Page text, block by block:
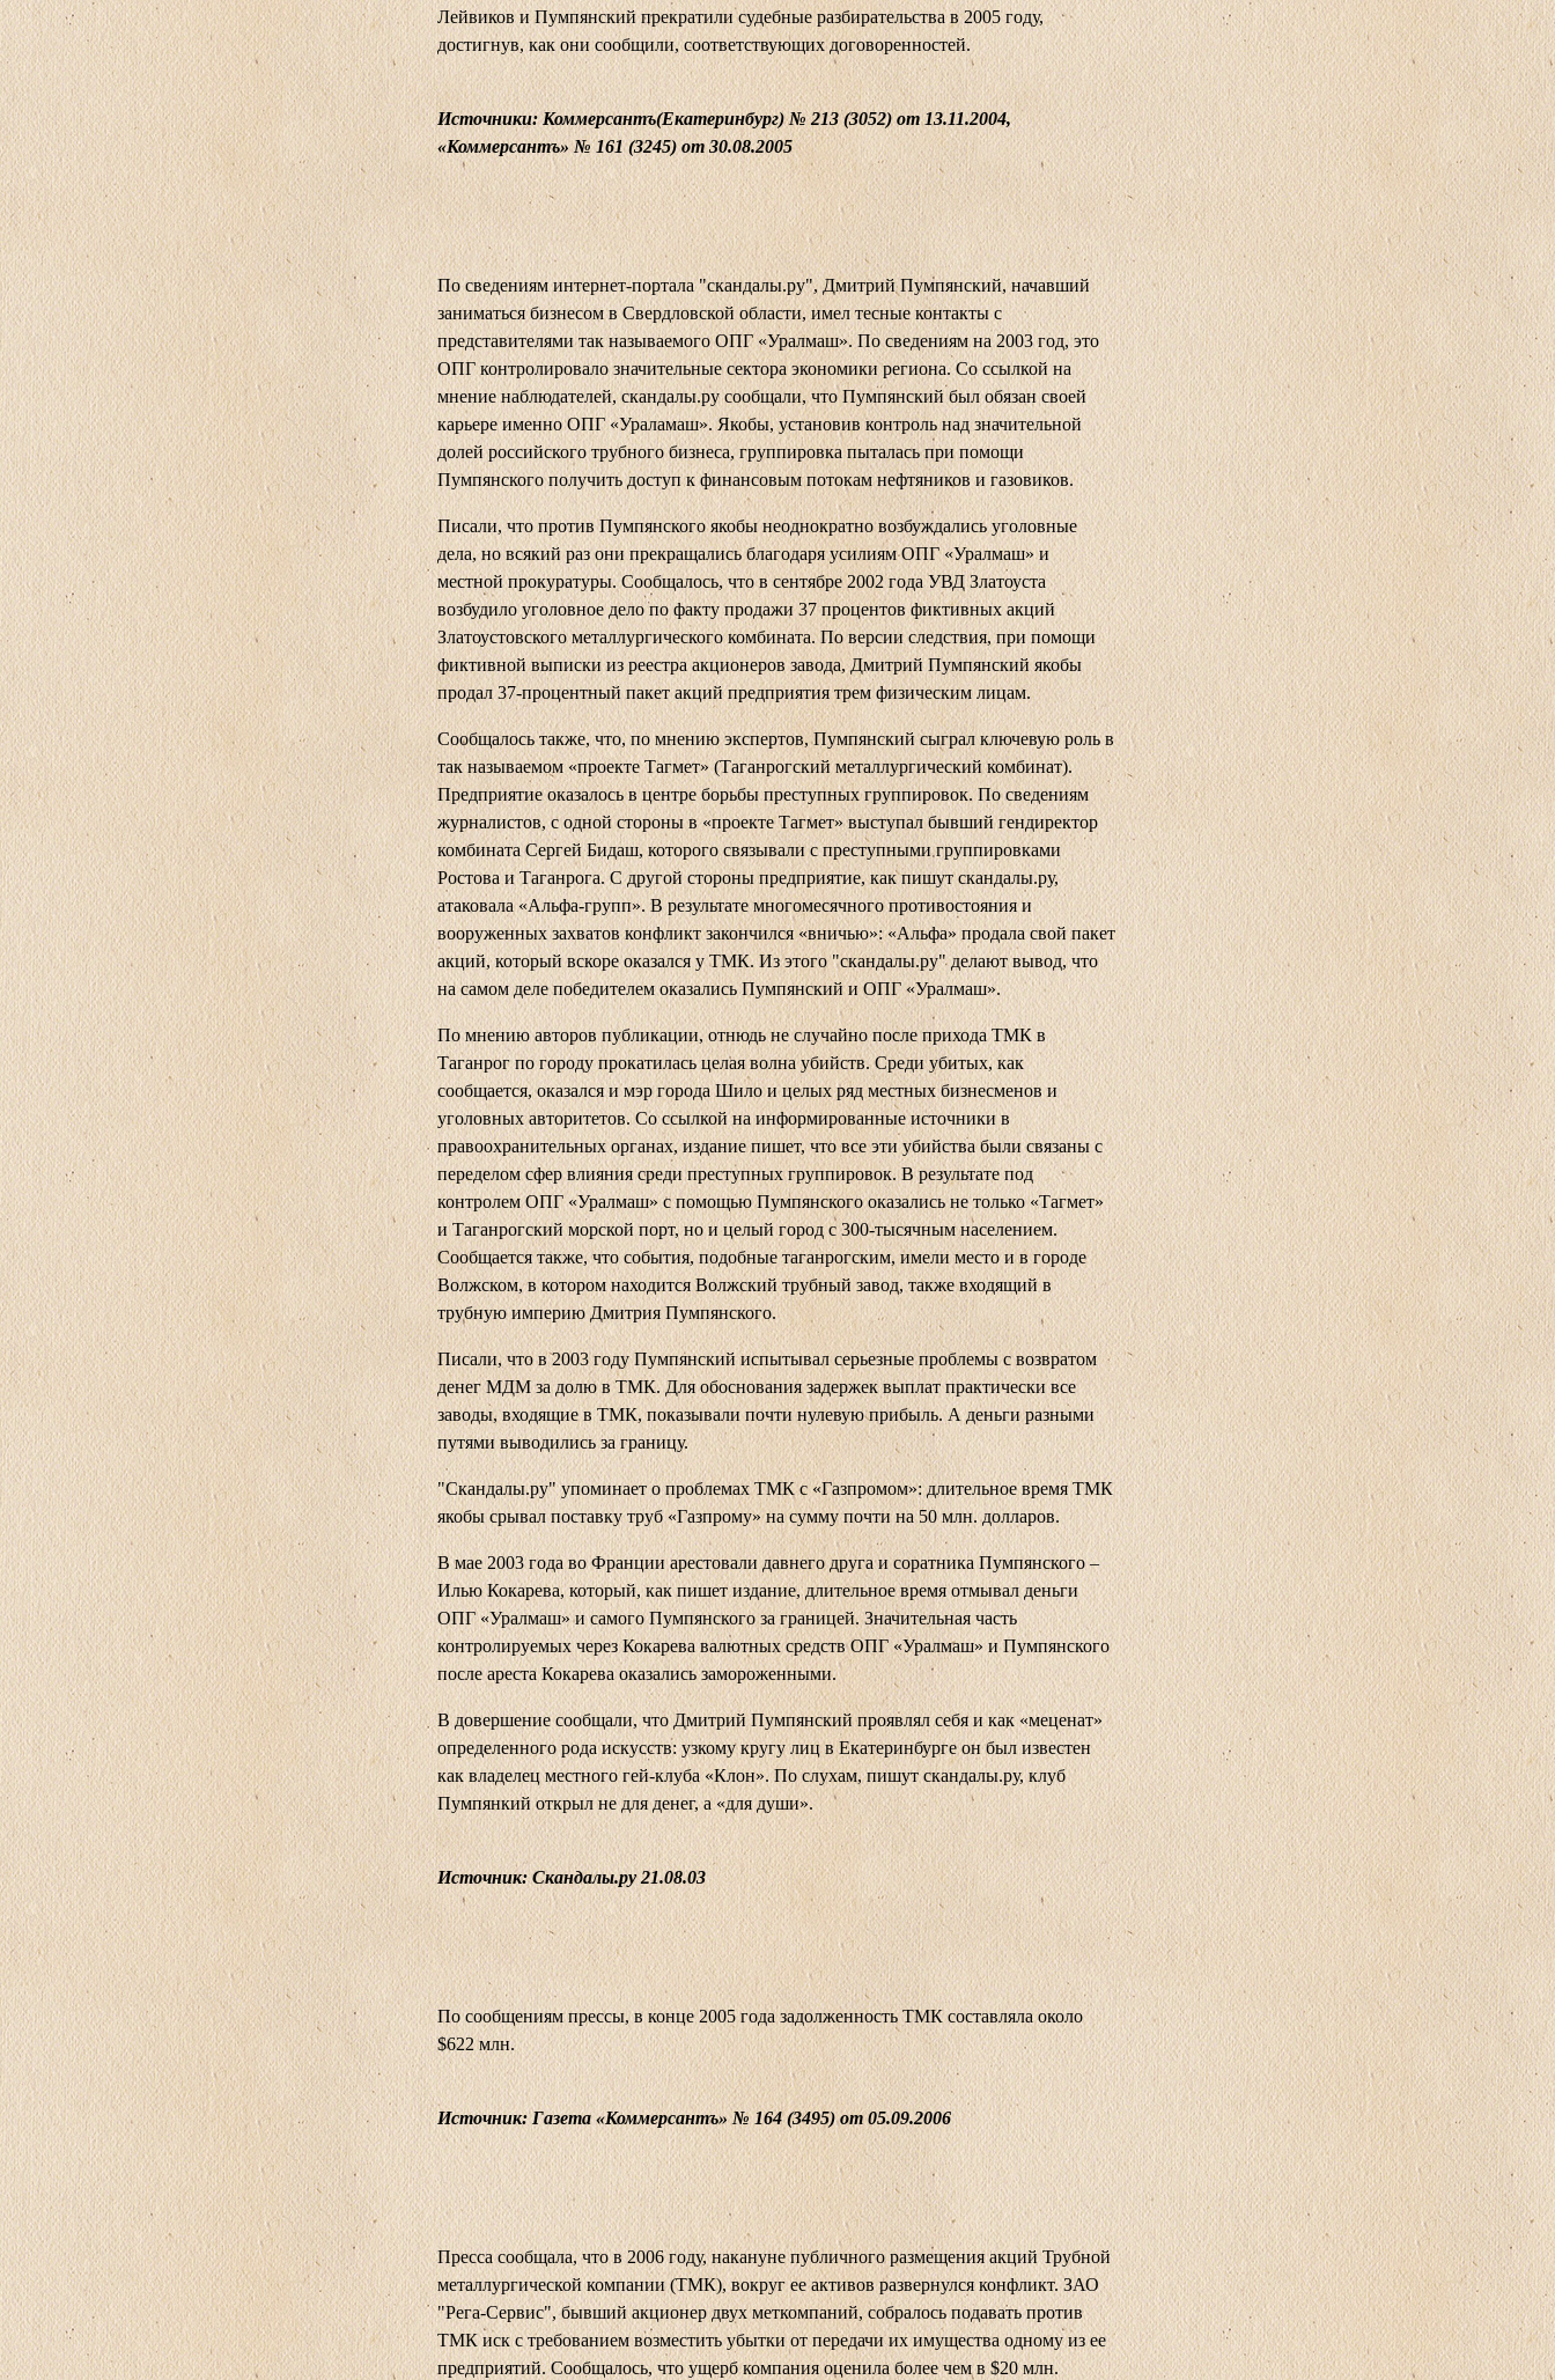
Лейвиков и Пумпянский прекратили судебные разбирательства в 2005 году,
достигнув, как они сообщили, соответствующих договоренностей.
Источники: Коммерсантъ(Екатеринбург) № 213 (3052) от 13.11.2004,
«Коммерсантъ» № 161 (3245) от 30.08.2005
По сведениям интернет-портала "скандалы.ру", Дмитрий Пумпянский, начавший
заниматься бизнесом в Свердловской области, имел тесные контакты с
представителями так называемого ОПГ «Уралмаш». По сведениям на 2003 год, это
ОПГ контролировало значительные сектора экономики региона. Со ссылкой на
мнение наблюдателей, скандалы.ру сообщали, что Пумпянский был обязан своей
карьере именно ОПГ «Ураламаш». Якобы, установив контроль над значительной
долей российского трубного бизнеса, группировка пыталась при помощи
Пумпянского получить доступ к финансовым потокам нефтяников и газовиков.
Писали, что против Пумпянского якобы неоднократно возбуждались уголовные
дела, но всякий раз они прекращались благодаря усилиям ОПГ «Уралмаш» и
местной прокуратуры. Сообщалось, что в сентябре 2002 года УВД Златоуста
возбудило уголовное дело по факту продажи 37 процентов фиктивных акций
Златоустовского металлургического комбината. По версии следствия, при помощи
фиктивной выписки из реестра акционеров завода, Дмитрий Пумпянский якобы
продал 37-процентный пакет акций предприятия трем физическим лицам.
Сообщалось также, что, по мнению экспертов, Пумпянский сыграл ключевую роль в
так называемом «проекте Тагмет» (Таганрогский металлургический комбинат).
Предприятие оказалось в центре борьбы преступных группировок. По сведениям
журналистов, с одной стороны в «проекте Тагмет» выступал бывший гендиректор
комбината Сергей Бидаш, которого связывали с преступными группировками
Ростова и Таганрога. С другой стороны предприятие, как пишут скандалы.ру,
атаковала «Альфа-групп». В результате многомесячного противостояния и
вооруженных захватов конфликт закончился «вничью»: «Альфа» продала свой пакет
акций, который вскоре оказался у ТМК. Из этого "скандалы.ру" делают вывод, что
на самом деле победителем оказались Пумпянский и ОПГ «Уралмаш».
По мнению авторов публикации, отнюдь не случайно после прихода ТМК в
Таганрог по городу прокатилась целая волна убийств. Среди убитых, как
сообщается, оказался и мэр города Шило и целых ряд местных бизнесменов и
уголовных авторитетов. Со ссылкой на информированные источники в
правоохранительных органах, издание пишет, что все эти убийства были связаны с
переделом сфер влияния среди преступных группировок. В результате под
контролем ОПГ «Уралмаш» с помощью Пумпянского оказались не только «Тагмет»
и Таганрогский морской порт, но и целый город с 300-тысячным населением.
Сообщается также, что события, подобные таганрогским, имели место и в городе
Волжском, в котором находится Волжский трубный завод, также входящий в
трубную империю Дмитрия Пумпянского.
Писали, что в 2003 году Пумпянский испытывал серьезные проблемы с возвратом
денег МДМ за долю в ТМК. Для обоснования задержек выплат практически все
заводы, входящие в ТМК, показывали почти нулевую прибыль. А деньги разными
путями выводились за границу.
"Скандалы.ру" упоминает о проблемах ТМК с «Газпромом»: длительное время ТМК
якобы срывал поставку труб «Газпрому» на сумму почти на 50 млн. долларов.
В мае 2003 года во Франции арестовали давнего друга и соратника Пумпянского –
Илью Кокарева, который, как пишет издание, длительное время отмывал деньги
ОПГ «Уралмаш» и самого Пумпянского за границей. Значительная часть
контролируемых через Кокарева валютных средств ОПГ «Уралмаш» и Пумпянского
после ареста Кокарева оказались замороженными.
В довершение сообщали, что Дмитрий Пумпянский проявлял себя и как «меценат»
определенного рода искусств: узкому кругу лиц в Екатеринбурге он был известен
как владелец местного гей-клуба «Клон». По слухам, пишут скандалы.ру, клуб
Пумпянкий открыл не для денег, а «для души».
Источник: Скандалы.ру 21.08.03
По сообщениям прессы, в конце 2005 года задолженность ТМК составляла около
$622 млн.
Источник: Газета «Коммерсантъ» № 164 (3495) от 05.09.2006
Пресса сообщала, что в 2006 году, накануне публичного размещения акций Трубной
металлургической компании (ТМК), вокруг ее активов развернулся конфликт. ЗАО
"Рега-Сервис", бывший акционер двух меткомпаний, собралось подавать против
ТМК иск с требованием возместить убытки от передачи их имущества одному из ее
предприятий. Сообщалось, что ущерб компания оценила более чем в $20 млн.